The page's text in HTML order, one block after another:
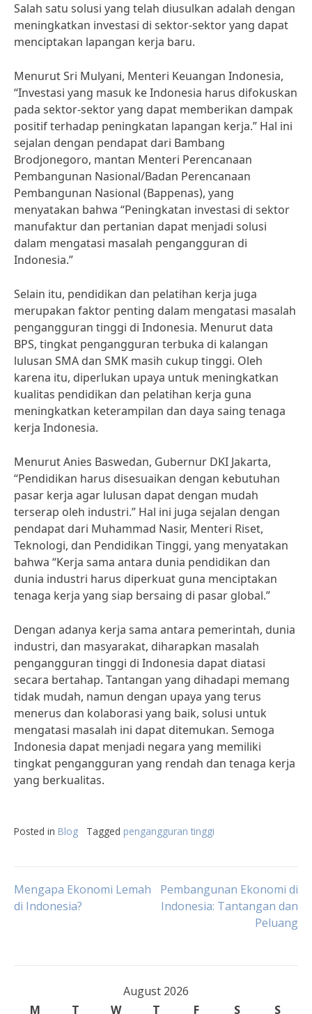
Salah satu solusi yang telah diusulkan adalah dengan
meningkatkan investasi di sektor-sektor yang dapat
menciptakan lapangan kerja baru.
Menurut Sri Mulyani, Menteri Keuangan Indonesia,
“Investasi yang masuk ke Indonesia harus difokuskan
pada sektor-sektor yang dapat memberikan dampak
positif terhadap peningkatan lapangan kerja.” Hal ini
sejalan dengan pendapat dari Bambang
Brodjonegoro, mantan Menteri Perencanaan
Pembangunan Nasional/Badan Perencanaan
Pembangunan Nasional (Bappenas), yang
menyatakan bahwa “Peningkatan investasi di sektor
manufaktur dan pertanian dapat menjadi solusi
dalam mengatasi masalah pengangguran di
Indonesia.”
Selain itu, pendidikan dan pelatihan kerja juga
merupakan faktor penting dalam mengatasi masalah
pengangguran tinggi di Indonesia. Menurut data
BPS, tingkat pengangguran terbuka di kalangan
lulusan SMA dan SMK masih cukup tinggi. Oleh
karena itu, diperlukan upaya untuk meningkatkan
kualitas pendidikan dan pelatihan kerja guna
meningkatkan keterampilan dan daya saing tenaga
kerja Indonesia.
Menurut Anies Baswedan, Gubernur DKI Jakarta,
“Pendidikan harus disesuaikan dengan kebutuhan
pasar kerja agar lulusan dapat dengan mudah
terserap oleh industri.” Hal ini juga sejalan dengan
pendapat dari Muhammad Nasir, Menteri Riset,
Teknologi, dan Pendidikan Tinggi, yang menyatakan
bahwa “Kerja sama antara dunia pendidikan dan
dunia industri harus diperkuat guna menciptakan
tenaga kerja yang siap bersaing di pasar global.”
Dengan adanya kerja sama antara pemerintah, dunia
industri, dan masyarakat, diharapkan masalah
pengangguran tinggi di Indonesia dapat diatasi
secara bertahap. Tantangan yang dihadapi memang
tidak mudah, namun dengan upaya yang terus
menerus dan kolaborasi yang baik, solusi untuk
mengatasi masalah ini dapat ditemukan. Semoga
Indonesia dapat menjadi negara yang memiliki
tingkat pengangguran yang rendah dan tenaga kerja
yang berkualitas.
Posted in Blog Tagged pengangguran tinggi
Post
Mengapa Ekonomi Lemah
di Indonesia?
Pembangunan Ekonomi di
Indonesia: Tantangan dan
Peluang
August 2026
M
T W T F S
S